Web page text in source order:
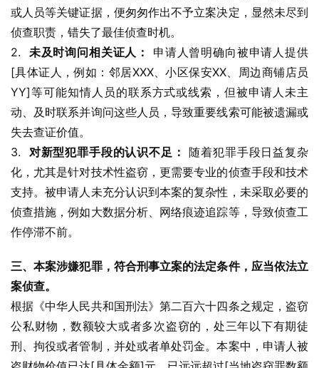
或人员等关键证据，便匆匆作出不予立案决定，显然未尽到
侦查职责，错失了最佳侦查时机。
2. 未及时询问相关证人：
申请人曾明确向被申请人提供
[具体证人，例如：邻居XXX、小区保安XX、周边商铺店员
YY]等可能知情人员的联系方式或线索，但被申请人未主
动、及时联系并询问这些人员，导致重要线索可能被遗漏或
失去查证价值。
3. 对新型犯罪手段的认识不足： 随着犯罪手段日益复杂
化，尤其是针对技术性盗窃，更需要专业的侦查手段和技术
支持。被申请人未充分认识到本案的复杂性，未采取必要的
侦查措施，例如大数据分析、网络痕迹追踪等，导致侦查工
作停滞不前。
三、本案涉嫌犯罪，符合刑事立案的法定条件，应当依法立
案侦查。
根据《中华人民共和国刑法》第二百六十四条之规定，盗窃
公私财物，数额较大或者多次盗窃的，处三年以下有期徒
刑、拘役或者管制，并处或者单处罚金。本案中，申请人被